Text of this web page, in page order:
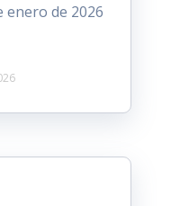
enero de 2026